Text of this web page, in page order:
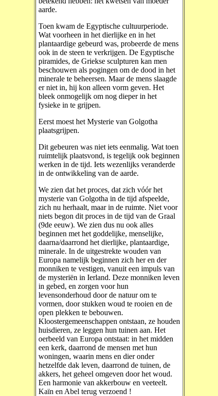
aarde.
Toen kwam de Egyptische cultuurperiode.
Wat voorheen in het dierlijke en in het
plantaardige gebeurd was, probeerde de mens
ook in de steen te verkrijgen. De Egyptische
piramides, de Griekse sculpturen kan men
beschouwen als pogingen om de dood in het
minerale te beheersen. Maar de mens slaagde
er niet in, hij kon alleen vorm geven. Het
bleek onmogelijk om nog dieper in het
fysieke in te grijpen.
Eerst moest het Mysterie van Golgotha
plaatsgrijpen.
Dit gebeuren was niet iets eenmalig. Wat toen
ruimtelijk plaatsvond, is tegelijk ook beginnen
werken in de tijd. Iets wezenlijks veranderde
in de ontwikkeling van de aarde.
We zien dat het proces, dat zich vóór het
mysterie van Golgotha in de tijd afspeelde,
zich nu herhaalt, maar in de ruimte. Niet voor
niets begon dit proces in de tijd van de Graal
(9de eeuw). We zien dus nu ook alles
beginnen met het goddelijke, menselijke,
daarna/daarrond het dierlijke, plantaardige,
minerale. In de uitgestrekte wouden van
Europa namelijk beginnen zich her en der
monniken te vestigen, vanuit een impuls van
de mysteriën in Ierland. Deze monniken leven
in gebed, en zorgen voor hun
levensonderhoud door de natuur om te
vormen, door stukken woud te rooien en de
open plekken te bebouwen.
Kloostergemeenschappen ontstaan, ze houden
huisdieren, ze leggen hun tuinen aan. Het
oerbeeld van Europa ontstaat: in het midden
een kerk, daarrond de mensen met hun
woningen, waarin mens en dier onder
hetzelfde dak leven, daarrond de tuinen, de
akkers, het geheel omgeven door het woud.
Een harmonie van akkerbouw en veeteelt.
Kaïn en Abel terug verzoend !